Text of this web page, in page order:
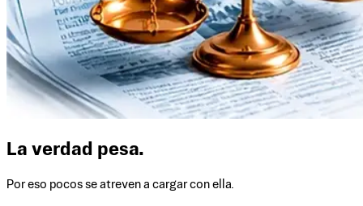
La verdad pesa.
Por eso pocos se atreven a cargar con ella.